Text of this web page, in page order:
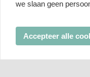
we slaan geen
Accepteer alle